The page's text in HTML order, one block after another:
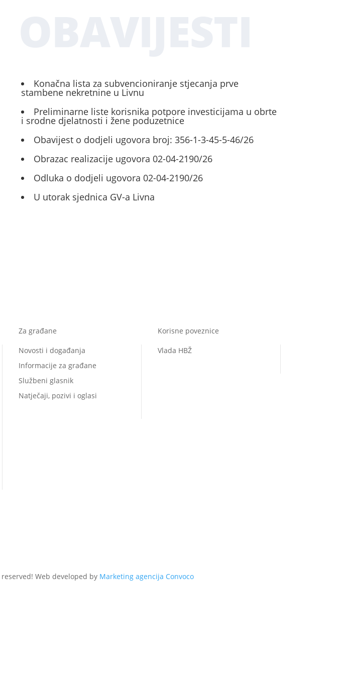
Konačna lista za subvencioniranje stjecanja prve
stambene nekretnine u Livnu
Preliminarne liste korisnika potpore investicijama u obrte
i srodne djelatnosti i žene poduzetnice
Obavijest o dodjeli ugovora broj: 356-1-3-45-5-46/26
Obrazac realizacije ugovora 02-04-2190/26
Odluka o dodjeli ugovora 02-04-2190/26
U utorak sjednica GV-a Livna
Za građane
Novosti i događanja
Informacije za građane
Službeni glasnik
Natječaji, pozivi i oglasi
Korisne poveznice
Vlada HBŽ
Web developed by Marketing agencija Convoco